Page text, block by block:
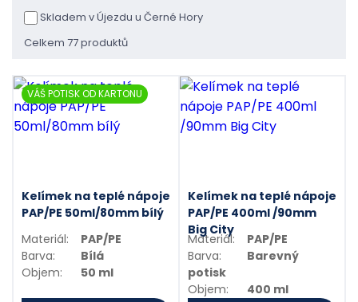
Skladem v Újezdu u Černé Hory
Celkem 77 produktů
VÁŠ POTISK OD KARTONU
Kelímek na teplé nápoje
PAP/PE 50ml/80mm bílý
Materiál:
PAP/PE
Barva:
Bílá
Objem:
50 ml
Kelímek na teplé nápoje
PAP/PE 400ml /90mm
Big City
Materiál:
PAP/PE
Barva:
Barevný
potisk
Objem:
400 ml